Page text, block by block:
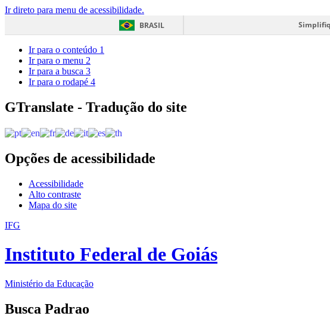
Ir direto para menu de acessibilidade.
BRASIL
Ir para o conteúdo 1
Ir para o menu 2
Ir para a busca 3
Ir para o rodapé 4
GTranslate - Tradução do site
Opções de acessibilidade
Acessibilidade
Alto contraste
Mapa do site
IFG
Instituto Federal de Goiás
Ministério da Educação
Busca Padrao